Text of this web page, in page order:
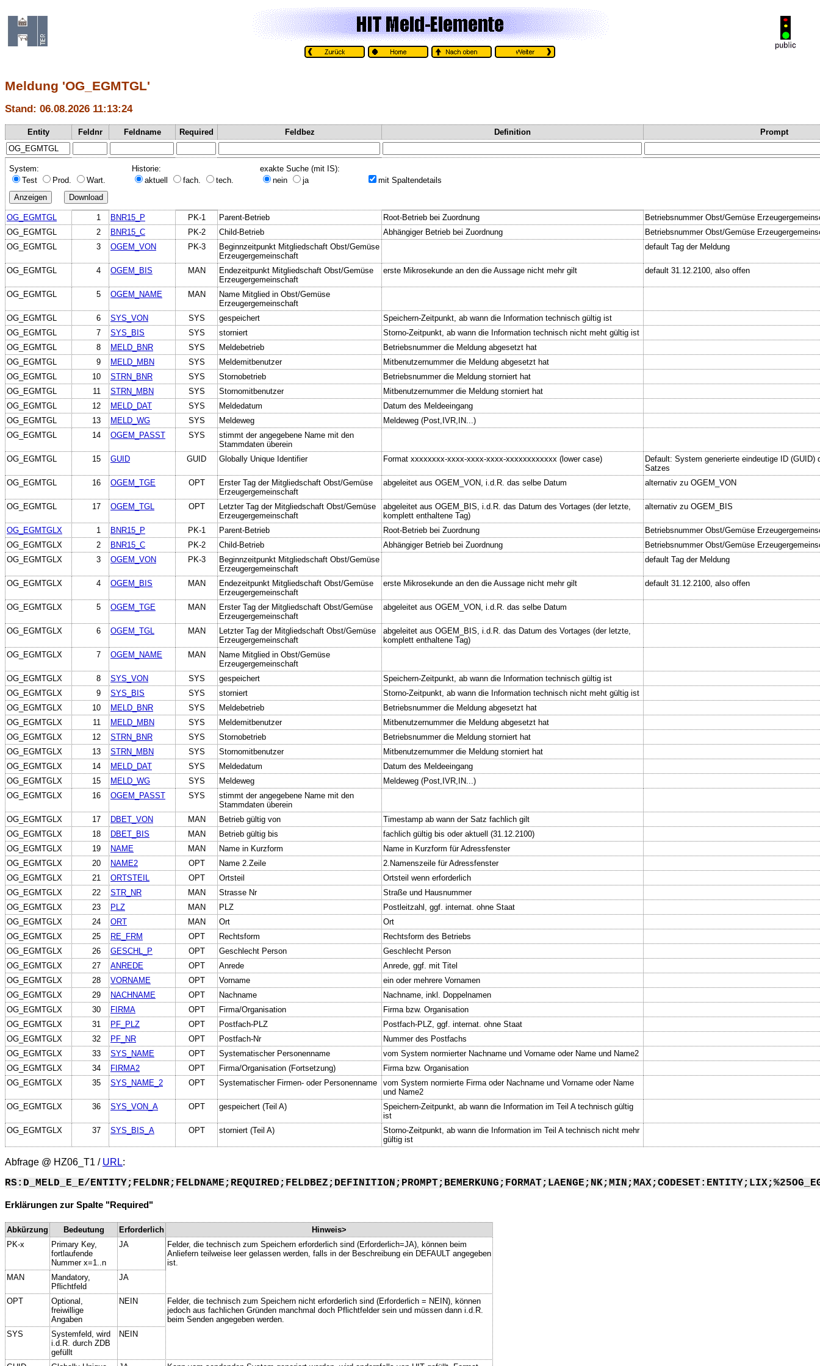
Meldung 'OG_EGMTGL'
Stand: 06.08.2026 11:13:24
Entity Feldnr Feldname Required Feldbez Definition Prompt
System:
Test
Prod. Wart.
Historie:
aktuell
fach. tech.
exakte Suche (mit IS):
nein
ja mit Spaltendetails
OG_EGMTGL 1 BNR15_P PK-1 Parent-Betrieb Root-Betrieb bei Zuordnung
Betriebsnummer Obst/Gemüse
OG_EGMTGL
2 BNR15_C PK-2 Child-Betrieb Abhängiger Betrieb bei Zuordnung
Betriebsnummer Obst/Gemüse
OG_EGMTGL
3 OGEM_VON PK-3
Beginnzeitpunkt Mitgliedschaft Obst/Gemüse
Erzeugergemeinschaft
default Tag der Meldung
OG_EGMTGL 4 OGEM_BIS MAN
Endezeitpunkt Mitgliedschaft Obst/Gemüse
Erzeugergemeinschaft
erste Mikrosekunde an den die Aussage nicht mehr gilt default 31.12.2100, also offen
OG_EGMTGL 5 OGEM_NAME MAN
Name Mitglied in Obst/Gemüse
Erzeugergemeinschaft
OG_EGMTGL
6 SYS_VON SYS gespeichert
Speichern-Zeitpunkt, ab wann die Information technisch gültig ist
OG_EGMTGL
7 SYS_BIS SYS storniert
Storno-Zeitpunkt, ab wann die Information technisch nicht meht gültig ist
OG_EGMTGL
8 MELD_BNR SYS Meldebetrieb
Betriebsnummer die Meldung abgesetzt hat
OG_EGMTGL
9 MELD_MBN SYS Meldemitbenutzer
Mitbenutzernummer die Meldung abgesetzt hat
OG_EGMTGL
10 STRN_BNR SYS Stornobetrieb
Betriebsnummer die Meldung storniert hat
OG_EGMTGL
11 STRN_MBN SYS Stornomitbenutzer
Mitbenutzernummer die Meldung storniert hat
OG_EGMTGL
12 MELD_DAT SYS Meldedatum
Datum des Meldeeingang
OG_EGMTGL
13 MELD_WG SYS Meldeweg
Meldeweg (Post,IVR,IN...)
OG_EGMTGL
14 OGEM_PASST SYS
stimmt der angegebene Name mit den
Stammdaten überein
OG_EGMTGL
15 GUID GUID Globally Unique Identifier Format xxxxxxxx-xxxx-xxxx-xxxx-xxxxxxxxxxxx (lower case)
Default: System generierte eindeutige ID (GUID)
Satzes
OG_EGMTGL
16 OGEM_TGE OPT
Erster Tag der Mitgliedschaft Obst/Gemüse
Erzeugergemeinschaft
abgeleitet aus OGEM_VON, i.d.R. das selbe Datum alternativ zu OGEM_VON
OG_EGMTGL 17 OGEM_TGL OPT
Letzter Tag der Mitgliedschaft Obst/Gemüse
Erzeugergemeinschaft
abgeleitet aus OGEM_BIS, i.d.R. das Datum des Vortages (der letzte,
komplett enthaltene Tag)
alternativ zu OGEM_BIS
OG_EGMTGLX 1 BNR15_P PK-1 Parent-Betrieb Root-Betrieb bei Zuordnung
Betriebsnummer Obst/Gemüse
OG_EGMTGLX
2 BNR15_C PK-2 Child-Betrieb Abhängiger Betrieb bei Zuordnung
Betriebsnummer Obst/Gemüse
OG_EGMTGLX
3 OGEM_VON PK-3
Beginnzeitpunkt Mitgliedschaft Obst/Gemüse
Erzeugergemeinschaft
default Tag der Meldung
OG_EGMTGLX 4 OGEM_BIS MAN
Endezeitpunkt Mitgliedschaft Obst/Gemüse
Erzeugergemeinschaft
erste Mikrosekunde an den die Aussage nicht mehr gilt default 31.12.2100, also offen
OG_EGMTGLX 5 OGEM_TGE MAN
Erster Tag der Mitgliedschaft Obst/Gemüse
Erzeugergemeinschaft
abgeleitet aus OGEM_VON, i.d.R. das selbe Datum
OG_EGMTGLX 6 OGEM_TGL MAN
Letzter Tag der Mitgliedschaft Obst/Gemüse
Erzeugergemeinschaft
abgeleitet aus OGEM_BIS, i.d.R. das Datum des Vortages (der letzte,
komplett enthaltene Tag)
OG_EGMTGLX
7 OGEM_NAME MAN
Name Mitglied in Obst/Gemüse
Erzeugergemeinschaft
OG_EGMTGLX
8 SYS_VON SYS gespeichert
Speichern-Zeitpunkt, ab wann die Information technisch gültig ist
OG_EGMTGLX
9 SYS_BIS SYS storniert
Storno-Zeitpunkt, ab wann die Information technisch nicht meht gültig ist
OG_EGMTGLX
10 MELD_BNR SYS Meldebetrieb
Betriebsnummer die Meldung abgesetzt hat
OG_EGMTGLX
11 MELD_MBN SYS Meldemitbenutzer
Mitbenutzernummer die Meldung abgesetzt hat
OG_EGMTGLX
12 STRN_BNR SYS Stornobetrieb
Betriebsnummer die Meldung storniert hat
OG_EGMTGLX
13 STRN_MBN SYS Stornomitbenutzer
Mitbenutzernummer die Meldung storniert hat
OG_EGMTGLX
14 MELD_DAT SYS Meldedatum
Datum des Meldeeingang
OG_EGMTGLX
15 MELD_WG SYS Meldeweg
Meldeweg (Post,IVR,IN...)
OG_EGMTGLX
16 OGEM_PASST SYS
stimmt der angegebene Name mit den
Stammdaten überein
OG_EGMTGLX
17 DBET_VON MAN Betrieb gültig von
Timestamp ab wann der Satz fachlich gilt
OG_EGMTGLX
18 DBET_BIS MAN Betrieb gültig bis
fachlich gültig bis oder aktuell (31.12.2100)
OG_EGMTGLX
19 NAME MAN Name in Kurzform
Name in Kurzform für Adressfenster
OG_EGMTGLX
20 NAME2 OPT Name 2.Zeile
2.Namenszeile für Adressfenster
OG_EGMTGLX
21 ORTSTEIL OPT Ortsteil
Ortsteil wenn erforderlich
OG_EGMTGLX
22 STR_NR MAN Strasse Nr
Straße und Hausnummer
OG_EGMTGLX
23 PLZ MAN PLZ
Postleitzahl, ggf. internat. ohne Staat
OG_EGMTGLX
24 ORT MAN Ort
Ort
OG_EGMTGLX
25 RE_FRM OPT Rechtsform
Rechtsform des Betriebs
OG_EGMTGLX
26 GESCHL_P OPT Geschlecht Person
Geschlecht Person
OG_EGMTGLX
27 ANREDE OPT Anrede
Anrede, ggf. mit Titel
OG_EGMTGLX
28 VORNAME OPT Vorname
ein oder mehrere Vornamen
OG_EGMTGLX
29 NACHNAME OPT Nachname
Nachname, inkl. Doppelnamen
OG_EGMTGLX
30 FIRMA OPT Firma/Organisation
Firma bzw. Organisation
OG_EGMTGLX
31 PF_PLZ OPT Postfach-PLZ
Postfach-PLZ, ggf. internat. ohne Staat
OG_EGMTGLX
32 PF_NR OPT Postfach-Nr
Nummer des Postfachs
OG_EGMTGLX
33 SYS_NAME OPT Systematischer Personenname
vom System normierter Nachname und Vorname oder Name und Name2
OG_EGMTGLX
34 FIRMA2 OPT Firma/Organisation (Fortsetzung)
Firma bzw. Organisation
OG_EGMTGLX
35 SYS_NAME_2 OPT Systematischer Firmen- oder Personenname
vom System normierte Firma oder Nachname und Vorname oder Name
und Name2
OG_EGMTGLX
36 SYS_VON_A OPT gespeichert (Teil A)
Speichern-Zeitpunkt, ab wann die Information im Teil A technisch gültig
ist
OG_EGMTGLX
37 SYS_BIS_A OPT storniert (Teil A)
Storno-Zeitpunkt, ab wann die Information im Teil A technisch nicht mehr
gültig ist
Abfrage @ HZ06_T1 / URL:
RS:D_MELD_E_E/
Erklärungen zur Spalte "Required"
Abkürzung Bedeutung Erforderlich
Hinweis>
PK-x
Primary Key,
fortlaufende
Nummer x=1..n
JA
Felder, die technisch zum Speichern erforderlich sind (Erforderlich=JA), können beim
Anliefern teilweise leer gelassen werden, falls in der Beschreibung ein DEFAULT angegeben
ist.
MAN
Mandatory,
Pflichtfeld
JA
OPT
Optional,
freiwillige
Angaben
NEIN
Felder, die technisch zum Speichern nicht erforderlich sind (Erforderlich = NEIN), können
jedoch aus fachlichen Gründen manchmal doch Pflichtfelder sein und müssen dann i.d.R.
beim Senden angegeben werden.
SYS
Systemfeld, wird
i.d.R. durch ZDB
gefüllt
NEIN